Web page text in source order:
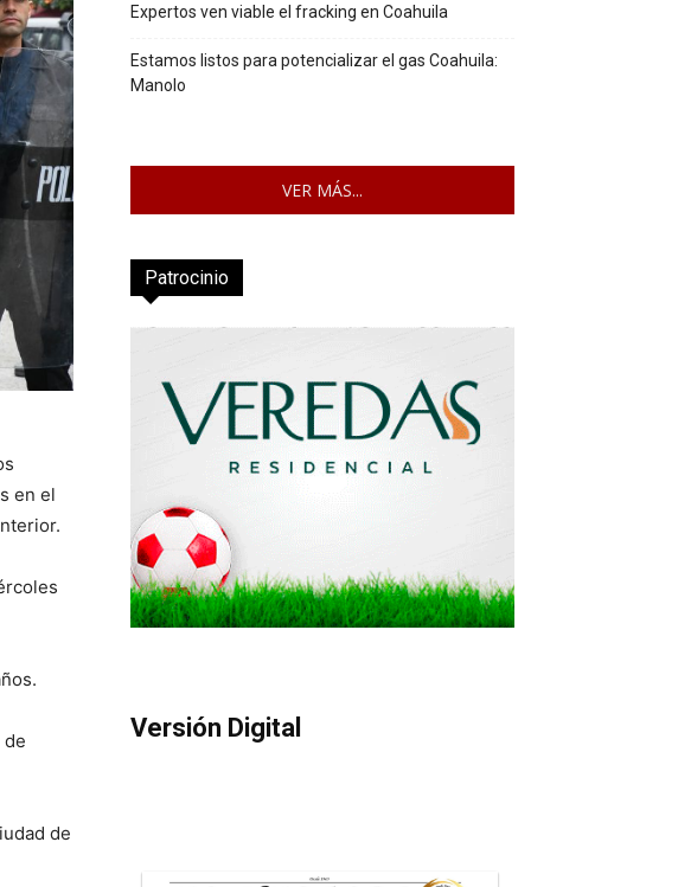
en el
de
de
Expertos ven viable el fracking en Coahuila
Estamos listos para potencializar el gas Coahuila:
Manolo
VER MÁS...
Patrocinio
Versión Digital